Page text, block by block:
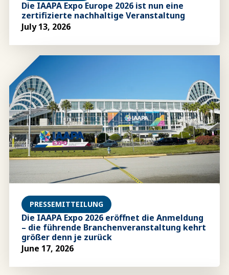
Die IAAPA Expo Europe 2026 ist nun eine
zertifizierte nachhaltige Veranstaltung
July 13, 2026
Die IAAPA Expo 2026 eröffnet die Anmeldung
– die führende Branchenveranstaltung kehrt
größer denn je zurück
PRESSEMITTEILUNG
June 17, 2026